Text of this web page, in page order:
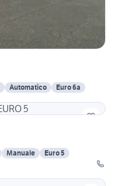
Automatico
Euro 6a
Manuale
Euro 5